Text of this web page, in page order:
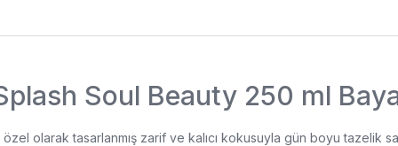
Soul Beauty 250 ml
olarak tasarlanmış zarif ve kalıcı kokusuyla gün boyu tazelik